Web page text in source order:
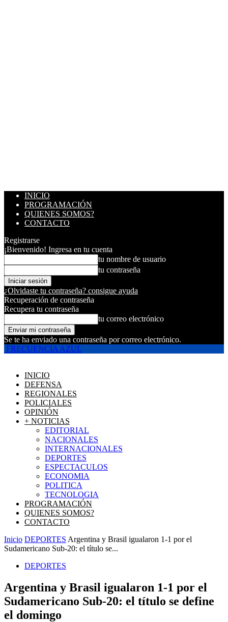
INICIO
PROGRAMACIÓN
QUIENES SOMOS?
CONTACTO
Registrarse
¡Bienvenido! Ingresa en tu cuenta
tu nombre de usuario
tu contraseña
¿Olvidaste tu contraseña? consigue ayuda
Recuperación de contraseña
Recupera tu contraseña
tu correo electrónico
Se te ha enviado una contraseña por correo electrónico.
FRECUENCIA AZUL
INICIO
DEFENSA
REGIONALES
POLICIALES
OPINIÓN
+ NOTICIAS
EDITORIAL
NACIONALES
INTERNACIONALES
DEPORTES
ESPECTACULOS
ECONOMIA
POLITICA
TECNOLOGIA
PROGRAMACIÓN
QUIENES SOMOS?
CONTACTO
Inicio DEPORTES Argentina y Brasil igualaron 1-1 por el
Sudamericano Sub-20: el título se...
DEPORTES
Argentina y Brasil igualaron 1-1 por el
Sudamericano Sub-20: el título se define
el domingo